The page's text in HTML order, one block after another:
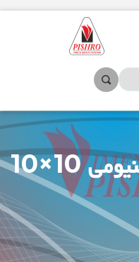
چشم گربه ای آلومینیومی 10×10